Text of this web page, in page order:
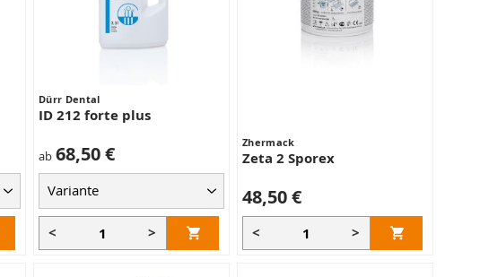
Dürr Dental
ID 212 forte plus
ab 68,50 €
< >
Zhermack
Zeta 2 Sporex
48,50 €
< >